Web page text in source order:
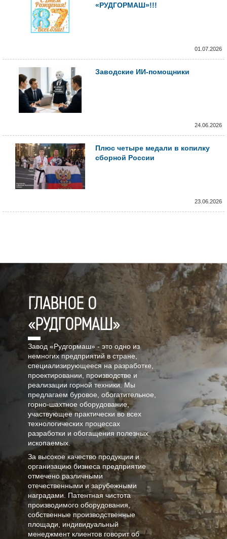
«РУДГОРМАШ»!!!
01.07.2026
Заводские ИИ-помощники
24.06.2026
Плюс четыре медали в копилку
сборной России
23.06.2026
ГЛАВНОЕ О
«РУДГОРМАШ»
Завод «Рудгормаш» - это одно из
немногих предприятий в стране,
специализирующееся на разработке,
проектировании, производстве и
реализации горной техники. Мы
предлагаем буровое, обогатительное,
горно-шахтное оборудование,
участвующее практически во всех
технологических процессах
разработки и обогащения полезных
ископаемых.
За высокое качество продукции и
организацию бизнеса предприятие
отмечено различными
отечественными и зарубежными
наградами. Патентная чистота
производимого оборудования,
собственные производственные
площади, индивидуальный
менеджмент клиентов говорит об